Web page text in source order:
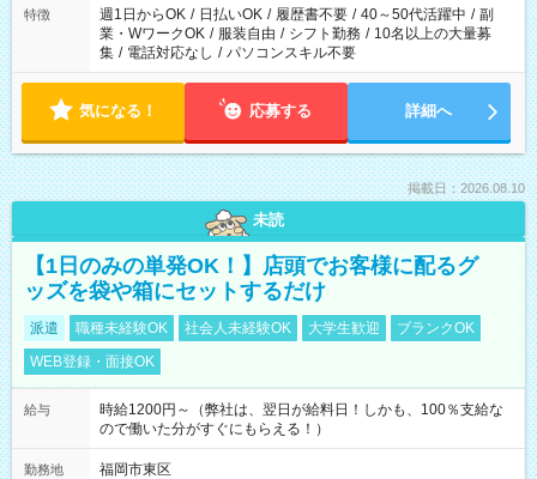
必要な場合も遠慮なくご相談ください。
特徴 週1日からOK / 日払いOK / 履歴書不要 / 40～50代活躍中 / 副
業・WワークOK / 服装自由 / シフト勤務 / 10名以上の大量募
集 / 電話対応なし / パソコンスキル不要
気になる！ 応募する 詳細へ
掲載日：2026.08.10
未読
【1日のみの単発OK！】店頭でお客様に配るグ
ッズを袋や箱にセットするだけ
派遣 職種未経験OK 社会人未経験OK 大学生歓迎
ブランクOK
WEB登録・面接OK
給与
時給1200円～（弊社は、翌日が給料日！しかも、100％支給な
ので働いた分がすぐにもらえる！）
勤務地
福岡市東区